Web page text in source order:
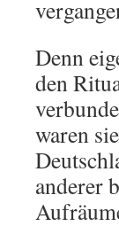
Denn
den
waren
anderer